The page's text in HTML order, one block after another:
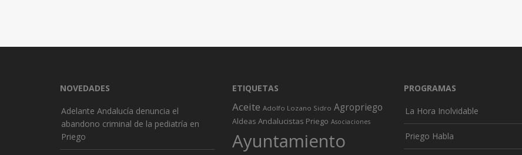
NOVEDADES
Adelante Andalucía denuncia el
abandono criminal de la pediatría en
Priego
ETIQUETAS
Aceite Adolfo Lozano Sidro Agropriego
Aldeas Andalucistas Priego Asociaciones
Ayuntamiento
PROGRAMAS
La Hora Inolvidable
Priego Habla